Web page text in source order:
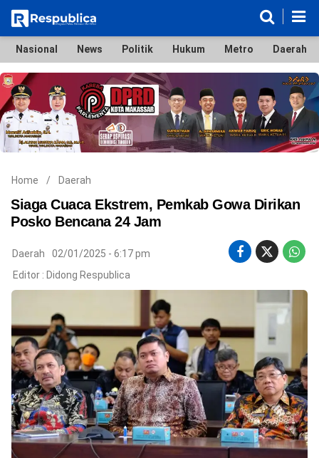
Nasional
News
Politik
Hukum
Metro
Daerah
Ekonomi & Bisnis
Lifestyle
Otomotif
Bola & Sport
Edukasi
Tokoh
Hiburan
©
Copyright
2026
Respublica
.
Reserved
Nasional News Politik Hukum Metro Daerah
Home / Daerah
Siaga Cuaca Ekstrem, Pemkab Gowa Dirikan
Posko Bencana 24 Jam
Daerah
02/01/2025 - 6:17 pm
Editor : Didong Respublica